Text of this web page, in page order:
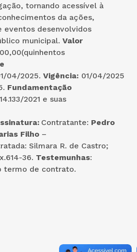
tornando acessível à
da ações,
eventos desenvolvidos
municipal. Valor
04/2025. Vigência: 01/04/2025
Fundamentação
2021 e suas
Contratante: Pedro
Filho –
Silmara R. de Castro;
36. Testemunhas:
termo de contrato.